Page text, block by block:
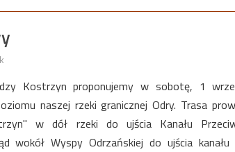
Kostrzyn proponujemy w sobotę, 1
naszej rzeki granicznej Odry. Trasa
w dół rzeki do ujścia Kanału
wokół Wyspy Odrzańskiej do ujścia kanału